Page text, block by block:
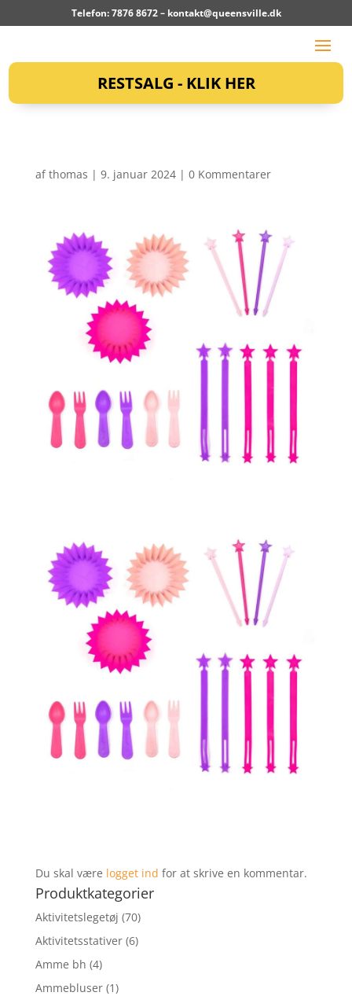
Telefon: 7876 8672 – kontakt@queensville.dk
RESTSALG - KLIK HER
afthomas | 9. januar 2024| 0 Kommentarer
Du skal være logget ind for at skrive en kommentar.
Produktkategorier
Aktivitetslegetøj (70)
Aktivitetsstativer (6)
Amme bh (4)
Ammebluser (1)